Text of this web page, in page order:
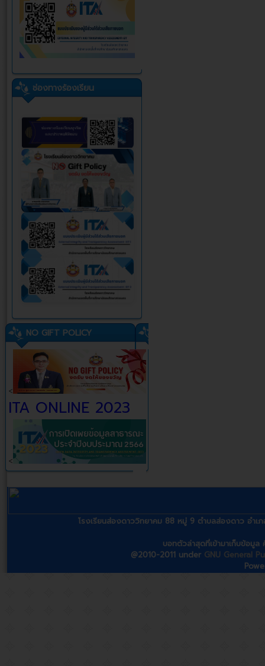
ช่องทางร้องเรียน
NO GIFT POLICY
<
ITA ONLINE 2023
<
โรงเรียนส่องดาววิทยาคม 88 หมู่ 9 ตำบลส่องดาว อำ
บอทตัวล่าสุดที่เข้ามาเก็บข้อมูล
@2010-2011 under GNU General